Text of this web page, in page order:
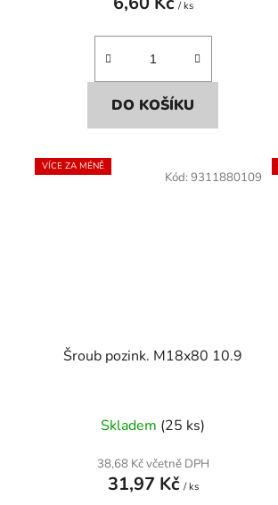
/ ks
DO KOŠÍKU
VÍCE ZA MÉNĚ
Šroub pozink. M18x80 10.9
Skladem (25 ks)
38,68 Kč včetně DPH
31,97 Kč / ks
Kód: 9311880109